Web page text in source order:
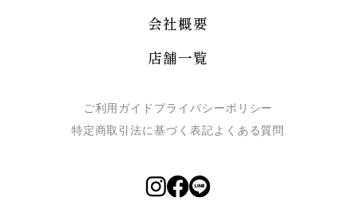
会社概要
店舗一覧
ご利用ガイド プライバシーポリシー
特定商取引法に基づく表記よくある質問